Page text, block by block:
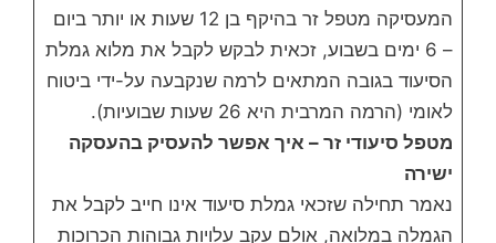
המעסיקה מטפל זר בהיקף בן 12 שעות או יותר ביום
– 6 ימים בשבוע, זכאית לבקש לקבל את מלוא גמלת
הסיעוד בגובה המתאים לרמה שנקבעה על-ידי ביטוח
לאומי (הרמה המרבית היא 26 שעות שבועיות).
מטפל סיעודי זר – איך אפשר להעסיק בהעסקה
ישירה
נאמר תחילה שזכאי גמלת סיעוד אינו חייב לקבל את
הגמלה במלואה, אולם עקב עלויות גבוהות הכרוכות